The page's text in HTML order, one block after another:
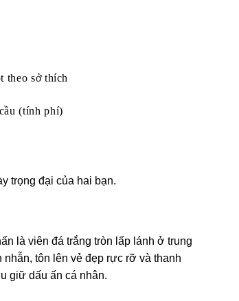
theo sở thích
(tính phí)
trọng đại của hai bạn.
là viên đá trắng tròn lấp lánh ở trung
tôn lên vẻ đẹp rực rỡ và thanh
giữ dấu ấn cá nhân.